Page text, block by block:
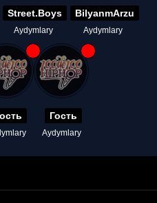
Street.Boys
Aydymlary
BilyanmArzu
Aydymlary
Гость
Aydymlary